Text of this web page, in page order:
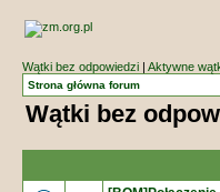
Wątki bez odpowiedzi| Aktywne
Strona główna forum
Wątki bez